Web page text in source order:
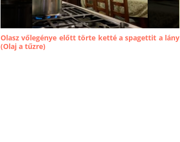
Olasz vőlegénye előtt törte ketté a spagettit a lány
(Olaj a tűzre)